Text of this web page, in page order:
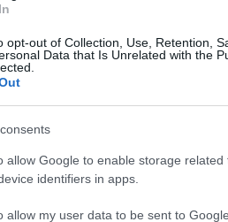
opt-out of Collection, Use, Retention,
Data that Is Unrelated with the
allow Google to enable storage
identifiers in apps.
allow my user data to be sent to
kívül utánajárt, valóban lehet-e
International
valami nagyon jó
fogta vissza magát.